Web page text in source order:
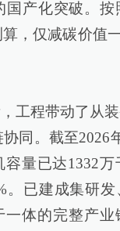
国产化突破。
，仅减碳价值
工程带动了从
同。截至2026
容量已达1332
。已建成集研发
一体的完整产业